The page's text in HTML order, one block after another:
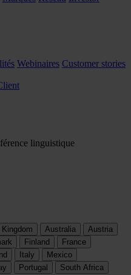
Webinaires Customer stories
linguistique
Kingdom Australia
Austria
Finland
France
Italy
Mexico
Portugal
South Africa